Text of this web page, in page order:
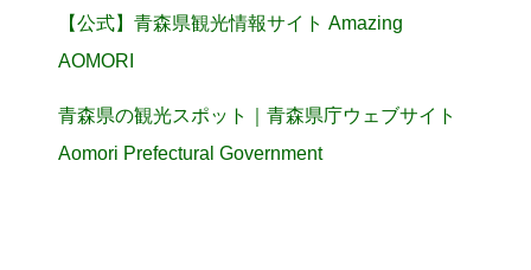
【公式】青森県観光情報サイト Amazing
AOMORI
青森県の観光スポット｜青森県庁ウェブサイト
Aomori Prefectural Government